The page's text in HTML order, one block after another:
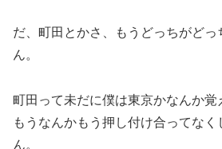
だ、町田とかさ、もうどっちがどっ
ん。
町田って未だに僕は東京かなんか覚
もうなんかもう押し付け合ってなく
ん。